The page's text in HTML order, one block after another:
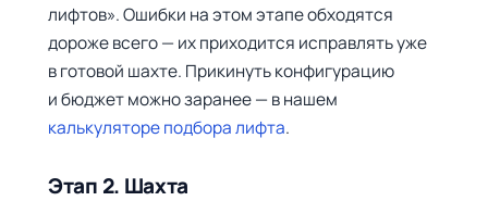
лифтов». Ошибки на этом этапе обходятся
дороже всего — их приходится исправлять уже
в готовой шахте. Прикинуть конфигурацию
и бюджет можно заранее — в нашем
калькуляторе подбора лифта.
Этап 2. Шахта